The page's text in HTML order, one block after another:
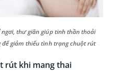
thư giãn giúp tinh thần thoải
để giảm thiểu tình trạng chuột rút
rút khi mang thai